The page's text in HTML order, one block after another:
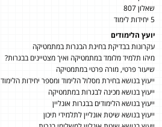
שאלון 807
5 יחידות לימוד
יועץ הלימודים
עקרונות בבדיקת בחינת הבגרות במתמטיקה
מיהו תלמיד מלומד במתמטיקה ואיך מצטיינים בבגרות?
שיעור פרטי, מורה פרטי במתמטיקה
ייעוץ בנושא בחירת מסלול הלימוד ומספר יחידות הלימוד
ייעוץ בנושא מכינה לבגרות במתמטיקה
ייעוץ בנושא הלימודים בבגרות אונליין
ייעוץ בנושא שיטת אונליין לתלמידי תיכון